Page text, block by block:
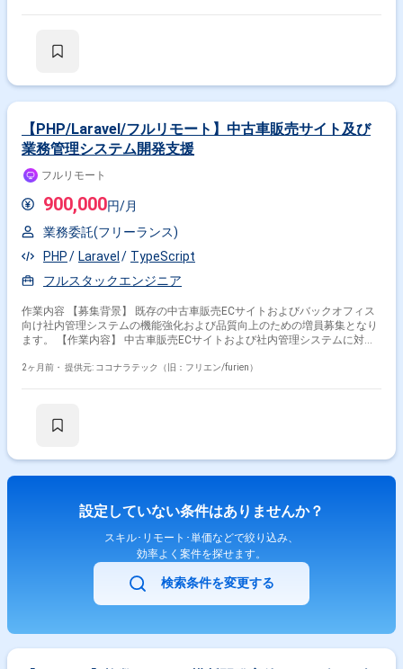
きます。 ■リモート稼働について ・フルリモート可能 ・PC貸与 ■参画開
始時期 2026年5月以降 関わるサービス・プロダクト ■プロダクトについて
介」に留まらず、AIやデータを活用した採用確率の算出、収支改善シミュ
レーションなど、医療機関の経営を支えるSaaS的な多機能化を進めていま
による品質改善を担っていただきます。GitHub FlowやCI/CDを活用した開
手を動かして開発を推進できる方を歓迎いたします。継続的な改善や新し
い技術の活用にも前向きに取り組んでいただける方が望ましいです。 【ポ
ジションの魅力】 フロントエンドからバックエンドまで一気通貫で関わる
ことができ、大規模なDX支援案件において技術面での意思決定や品質向上
に大きな裁量を持って携わることができます。直取引案件において、ビジ
ネス側との距離が近い環境で開発をリードできる点も魅力です。モダンな
技術スタックや開発プロセスの整備にも主体的に関与していただけます。
【開発環境】 言語はRuby、PHP、JavaScript、TypeScriptを利用しており
ます。フレームワークはRuby on Rails、Laravel、React、Vue.jsを使用し
ております。インフラ・データベースにはAWS、MySQL、PostgreSQL、
ル（スクラム）で進行しております。
【PHP/Laravel/フルリモート】中古車販売サイト及び
業務管理システム開発支援
フルリモート
900,000円/月
業務委託(フリーランス)
PHP
Laravel
TypeScript
フルスタックエンジニア
作業内容 【募集背景】 既存の中古車販売ECサイトおよびバックオフィス
向け社内管理システムの機能強化および品質向上のための増員募集となり
ます。 【作業内容】 中古車販売ECサイトおよび社内管理システムに対す
ション対応を行っていただきます。 バックエンドおよびフロントエンドの
する機能の仕様策定を行っていただきます。 チケット管理を通じた開発メ
ービスと、そのバックオフィスシステムの開発に携わることで、グローバ
積むことができます。 バックエンドからフロントエンドまで幅広い領域に
関わりつつ、仕様策定や進捗管理など上流寄りの業務にもチャレンジして
いただけます。 【開発環境】 PHP、Laravel、FuelPHP、JavaScript、
TypeScript、React.js、Vue.js、jQuery、MySQL、Redis、AWS、
Backlog、Slack を用いた環境です。
2ヶ月前・ 提供元: ココナラテック（旧：フリエン/furien）
設定していない条件はありませんか？
スキル･リモート･単価などで絞り込み、
効率よく案件を探せます。
検索条件を変更する